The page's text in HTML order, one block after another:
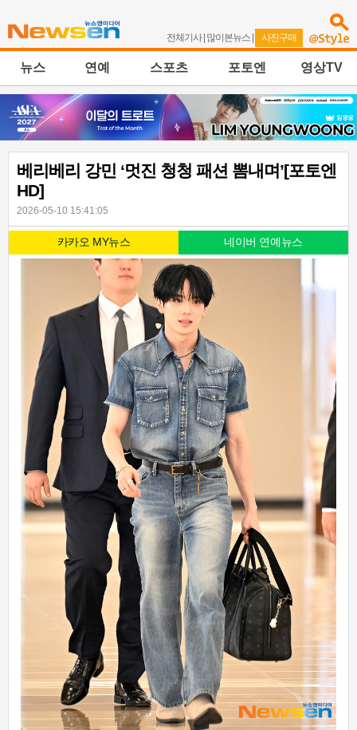
전체기사| 많이본뉴스 | 사진구매
뉴스 연예 스포츠 포토엔 영상TV
베리베리 강민 ‘멋진 청청 패션 뽐내며’[포토엔
HD]
2026-05-10 15:41:05
카카오 MY뉴스 네이버 연예뉴스